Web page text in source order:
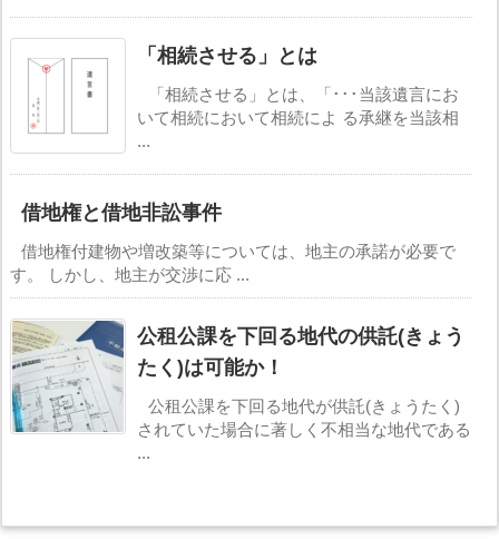
「相続させる」とは
「相続させる」とは、「･･･当該遺言にお
いて相続において相続によ る承継を当該相
...
借地権と借地非訟事件
借地権付建物や増改築等については、地主の承諾が必要で
す。 しかし、地主が交渉に応 ...
公租公課を下回る地代の供託(きょう
たく)は可能か！
公租公課を下回る地代が供託(きょうたく)
されていた場合に著しく不相当な地代である
...